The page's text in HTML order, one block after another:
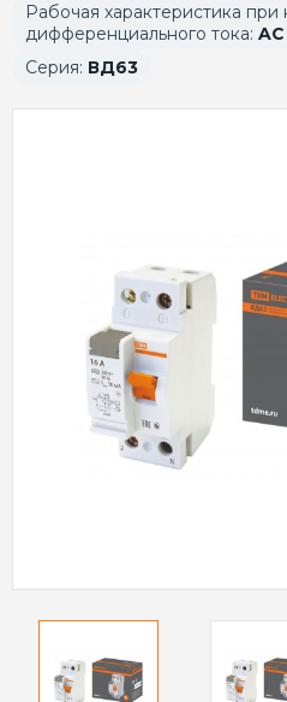
Рабочая характеристика при
дифференциального тока: AC
Серия: ВД63